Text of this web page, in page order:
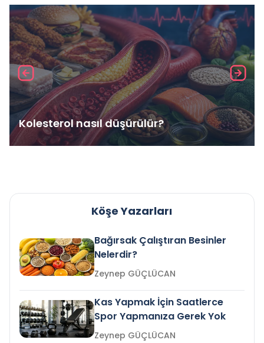
Kolesterol nasıl düşürülür?
Köşe Yazarları
Bağırsak Çalıştıran Besinler
Nelerdir?
Zeynep GÜÇLÜCAN
Kas Yapmak İçin Saatlerce
Spor Yapmanıza Gerek Yok
Zeynep GÜÇLÜCAN